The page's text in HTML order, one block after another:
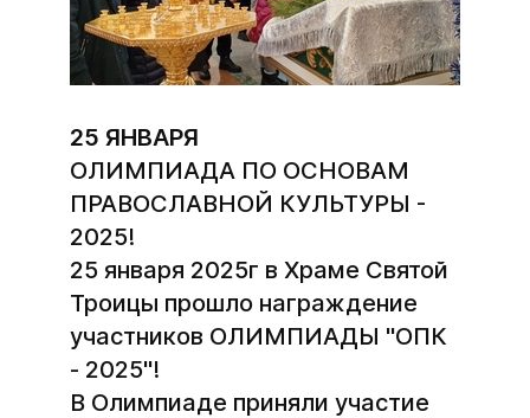
25 ЯНВАРЯ
ОЛИМПИАДА ПО ОСНОВАМ
ПРАВОСЛАВНОЙ КУЛЬТУРЫ -
2025!
25 января 2025г в Храме Святой
Троицы прошло награждение
участников ОЛИМПИАДЫ "ОПК
- 2025"!
В Олимпиаде приняли участие